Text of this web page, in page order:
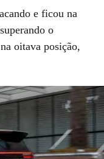
e ficou na
o
oitava posição,